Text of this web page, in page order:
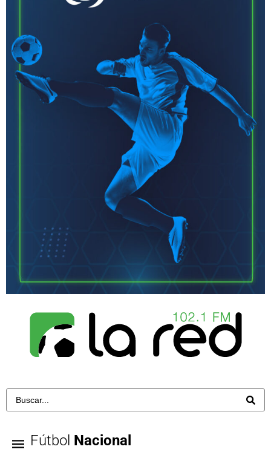
Fútbol Nacional